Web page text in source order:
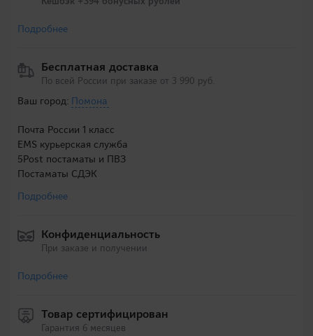
Подробнее
Бесплатная доставка
По всей России при заказе от 3 990 руб.
Ваш город: Помона
Почта России 1 класс
EMS курьерская служба
5Post постаматы и ПВЗ
Постаматы СДЭК
Подробнее
Конфиденциальность
При заказе и получении
Подробнее
Товар сертифицирован
Гарантия 6 месяцев